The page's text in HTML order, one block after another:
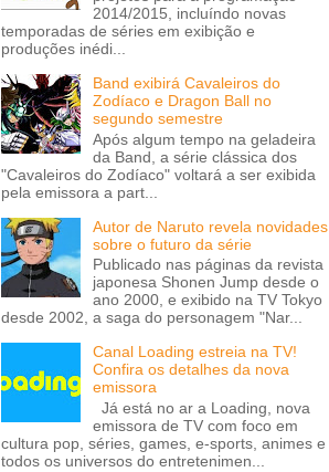
2014/2015, incluíndo novas
temporadas de séries em exibição e
produções inédi...
Band exibirá Cavaleiros do
Zodíaco e Dragon Ball no
segundo semestre
Após algum tempo na geladeira
da Band, a série clássica dos
"Cavaleiros do Zodíaco" voltará a ser exibida
pela emissora a part...
Autor de Naruto revela novidades
sobre o futuro da série
Publicado nas páginas da revista
japonesa Shonen Jump desde o
ano 2000, e exibido na TV Tokyo
desde 2002, a saga do personagem "Nar...
Canal Loading estreia na TV!
Confira os detalhes da nova
emissora
Já está no ar a Loading, nova
emissora de TV com foco em
cultura pop, séries, games, e-sports, animes e
todos os universos do entretenimen...